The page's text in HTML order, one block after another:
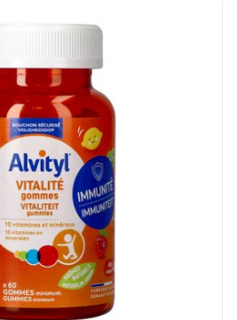
ambiante (15°C -